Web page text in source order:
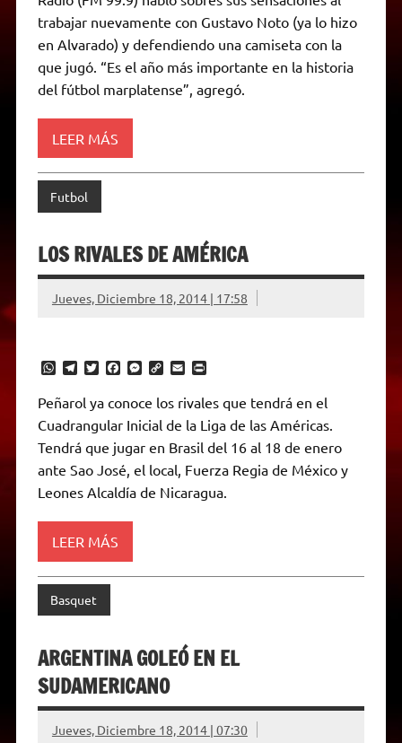
n
d
l
y
trabajar nuevamente con Gustavo Noto (ya lo hizo
en Alvarado) y defendiendo una camiseta con la
que jugó. “Es el año más importante en la historia
del fútbol marplatense”, agregó.
LEER MÁS
Futbol
LOS RIVALES DE AMÉRICA
Jueves, Diciembre 18, 2014 | 17:58
W
a
t
s
p
p
T
e
g
r
a
m
T
t
t
r
F
e
b
o
k
M
s
e
g
e
C
y
L
n
k
E
a
i
l
P
n
t
F
r
i
n
Peñarol ya conoce los rivales que tendrá en el
Cuadrangular Inicial de la Liga de las Américas.
Tendrá que jugar en Brasil del 16 al 18 de enero
ante Sao José, el local, Fuerza Regia de México y
Leones Alcaldía de Nicaragua.
LEER MÁS
Basquet
ARGENTINA GOLEÓ EN EL
SUDAMERICANO
Jueves, Diciembre 18, 2014 | 07:30